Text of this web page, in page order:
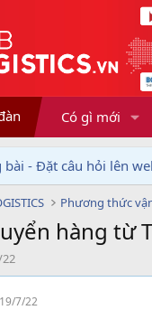
Có gì mới
bài - Đặt câu hỏi lên
Phương thức
hàng từ
19/7/22